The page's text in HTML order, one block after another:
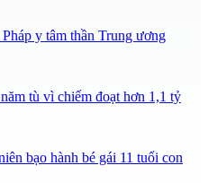
y tâm thần Trung ương
tù vì chiếm đoạt hơn 1,1 tỷ
bạo hành bé gái 11 tuổi con